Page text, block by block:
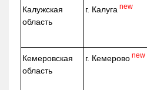
Калужская
область
г. Калуга new
Кемеровская
область
г. Кемерово new